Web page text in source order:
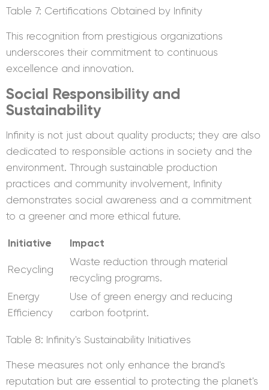
Table 7: Certifications Obtained by Infinity
This recognition from prestigious organizations
underscores their commitment to continuous
excellence and innovation.
Social Responsibility and
Sustainability
Infinity is not just about quality products; they are also
dedicated to responsible actions in society and the
environment. Through sustainable production
practices and community involvement, Infinity
demonstrates social awareness and a commitment
to a greener and more ethical future.
Initiative Impact
Recycling
Waste reduction through material
recycling programs.
Energy
Efficiency
Use of green energy and reducing
carbon footprint.
Table 8: Infinity's Sustainability Initiatives
These measures not only enhance the brand's
reputation but are essential to protecting the planet's